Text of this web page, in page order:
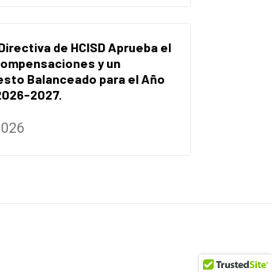
de HCISD Aprueba el
y un
Balanceado para el Año
2027.